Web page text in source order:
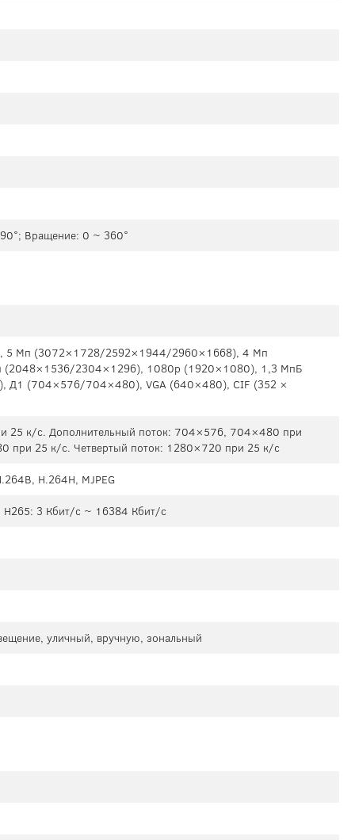
Вращение: 0 ~ 360°
Мп (3072×1728/2592×1944/2960×1668), 4 Мп
2304×1296), 1080р (1920×1080), 1,3 МпБ
Д1 (704×576/704×480), VGA (640×480), CIF (352 ×
25 к/с. Дополнительный поток: 704×576, 704×480 при
при 25 к/с. Четвертый поток: 1280×720 при 25 к/с
H.264H, MJPEG
3 Кбит/с ~ 16384 Кбит/с
уличный, вручную, зональный